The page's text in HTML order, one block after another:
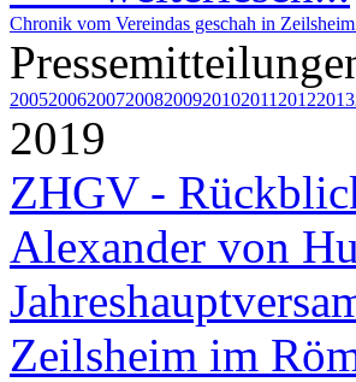
Chronik vom Vereindas geschah in
2005200620072008200920102011 20122013
2019
ZHGV -
Alexander von
Zeilsheim im